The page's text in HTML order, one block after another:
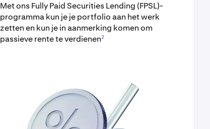
Met ons Fully Paid Securities Lending (FPSL)-
programma kun je je portfolio aan het werk
zetten en kun je in aanmerking komen om
passieve rente te verdienen2